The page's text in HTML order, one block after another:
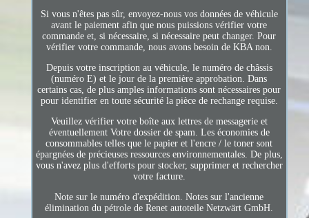
Si vous n'êtes pas sûr, envoyez-nous vos données de véhicule
avant le paiement afin que nous puissions vérifier votre
commande et, si nécessaire, si nécessaire peut changer. Pour
vérifier votre commande, nous avons besoin de KBA non.
Depuis votre inscription au véhicule, le numéro de châssis
(numéro E) et le jour de la première approbation. Dans
certains cas, de plus amples informations sont nécessaires pour
pour identifier en toute sécurité la pièce de rechange requise.
Veuillez vérifier votre boîte aux lettres de messagerie et
éventuellement Votre dossier de spam. Les économies de
consommables telles que le papier et l'encre / le toner sont
épargnées de précieuses ressources environnementales. De plus,
vous n'avez plus d'efforts pour stocker, supprimer et rechercher
votre facture.
Note sur le numéro d'expédition. Notes sur l'ancienne
élimination du pétrole de Renet autoteile Netzwärt GmbH.